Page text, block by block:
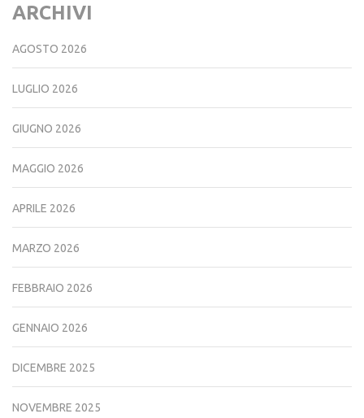
ARCHIVI
AGOSTO 2026
LUGLIO 2026
GIUGNO 2026
MAGGIO 2026
APRILE 2026
MARZO 2026
FEBBRAIO 2026
GENNAIO 2026
DICEMBRE 2025
NOVEMBRE 2025